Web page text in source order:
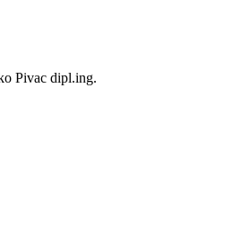
Pivac dipl.ing.